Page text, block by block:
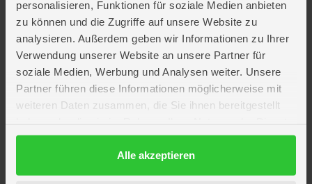
personalisieren, Funktionen für soziale Medien anbieten
zu können und die Zugriffe auf unsere Website zu
analysieren. Außerdem geben wir Informationen zu Ihrer
Verwendung unserer Website an unsere Partner für
soziale Medien, Werbung und Analysen weiter. Unsere
Partner führen diese Informationen möglicherweise mit
weiteren Daten zusammen, die Sie ihnen bereitgestellt
gesammelt haben.
DatenschutzerklärungAlle akzeptieren
Kein Angebot mehr verpassen
Zum Newsletter anmelden & Vorteile sichern
Anmelden
Gutscheine & Gewinnspiele
Neuheiten, Trends & Angebote